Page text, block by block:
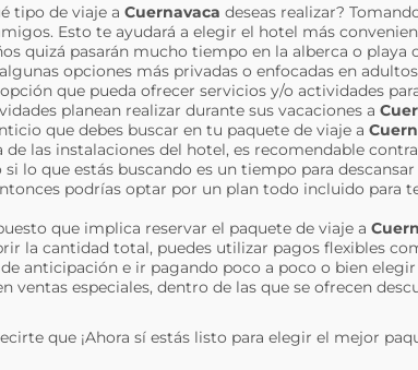
tipo de viaje a Cuernavaca deseas realizar?
Esto te ayudará a elegir el hotel más
quizá pasarán mucho tiempo en la alberca o playa
opciones más privadas o enfocadas en
que pueda ofrecer servicios y/o actividades
planean realizar durante sus vacaciones a
que debes buscar en tu paquete de viaje a
de las instalaciones del hotel, es recomendable
lo que estás buscando es un tiempo para
podrías optar por un plan todo incluido para
que implica reservar el paquete de viaje a
la cantidad total, puedes utilizar pagos flexibles
anticipación e ir pagando poco a poco o bien
ventas especiales, dentro de las que se ofrecen
que ¡Ahora sí estás listo para elegir el mejor